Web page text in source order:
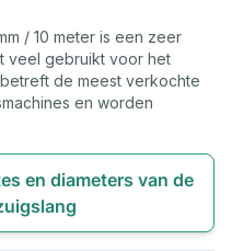
/ 10 meter is een zeer
veel gebruikt voor het
de meest verkochte
en worden
en diameters van de